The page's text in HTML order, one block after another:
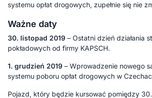
systemu opłat drogowych, zupełnie się nie
Ważne daty
30. listopad 2019 – Ostatni dzień działania
pokładowych od firmy KAPSCH.
1. grudzień 2019 – Wprowadzenie nowego
systemu poboru opłat drogowych w
Pojazd, który będzie kursować pomiędzy